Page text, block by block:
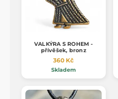
VALKÝRA S ROHEM -
přívěšek, bronz
360 Kč
Skladem